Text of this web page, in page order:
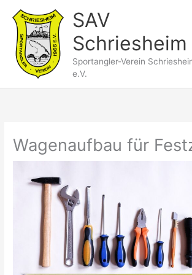
Inhalt
springen
SAV
Schriesheim
Sportangler-Verein
e.V.
Wagenaufbau für